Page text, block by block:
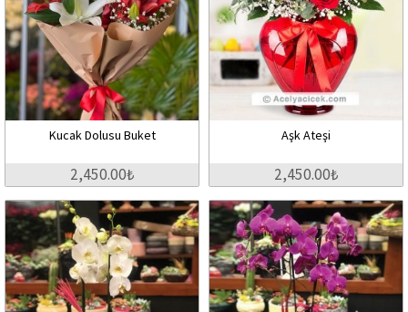
Kucak Dolusu Buket
2,450.00₺
Aşk Ateşi
2,450.00₺